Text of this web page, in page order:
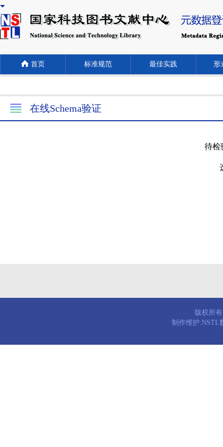
首页 标准规范 最佳实践 形
在线Schema验证
待检
版权所
制作维护:NSTL